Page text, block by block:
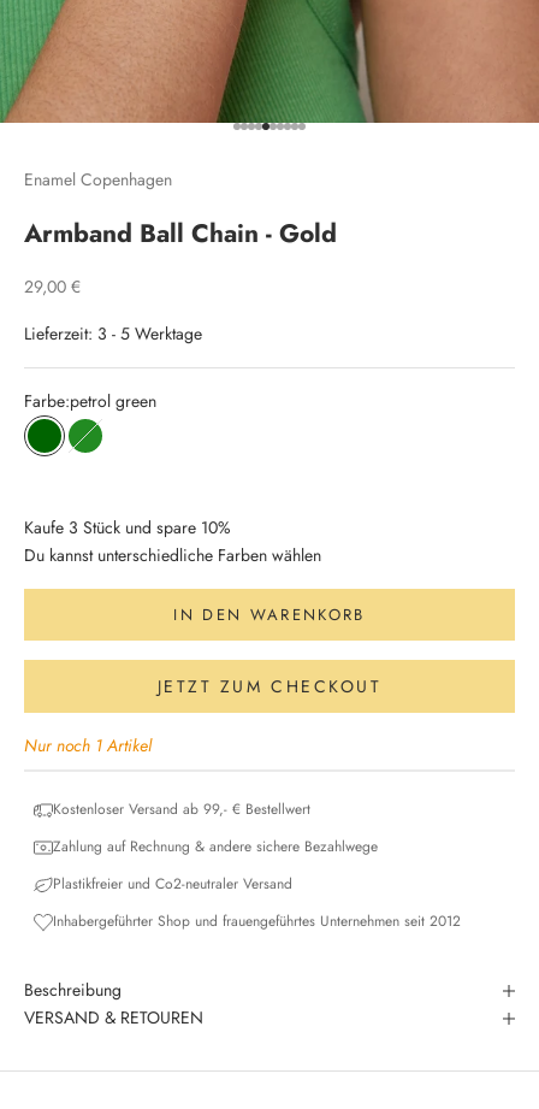
Gehe zu Element 1
Gehe zu Element 2
Gehe zu Element 3
Gehe zu Element 4
Gehe zu Element 5
Gehe zu Element 6
Gehe zu Element 7
Gehe zu Element 8
Gehe zu Element 9
Gehe zu Element 10
Enamel Copenhagen
Armband Ball Chain - Gold
Angebot
29,00 €
Lieferzeit: 3 - 5 Werktage
Farbe:petrol green
petrol greengrass green
Kaufe 3 Stück und spare 10%
Du kannst unterschiedliche Farben wählen
IN DEN WARENKORB
JETZT ZUM CHECKOUT
Nur noch 1 Artikel
Kostenloser Versand ab 99,- € Bestellwert
Zahlung auf Rechnung & andere sichere Bezahlwege
Plastikfreier und Co2-neutraler Versand
Inhabergeführter Shop und frauengeführtes Unternehmen seit 2012
Beschreibung
VERSAND & RETOUREN